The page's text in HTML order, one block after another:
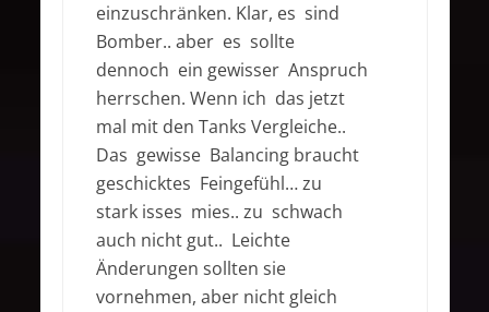
einzuschränken. Klar, es sind
Bomber.. aber es sollte
dennoch ein gewisser Anspruch
herrschen. Wenn ich das jetzt
mal mit den Tanks Vergleiche..
Das gewisse Balancing braucht
geschicktes Feingefühl… zu
stark isses mies.. zu schwach
auch nicht gut.. Leichte
Änderungen sollten sie
vornehmen, aber nicht gleich